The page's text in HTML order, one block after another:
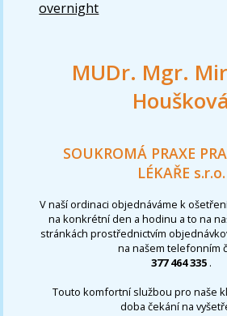
overnight
MUDr. Mgr.
Houšková
SOUKROMÁ PRAXE
LÉKAŘE s.r.o.
V naší ordinaci objednáváme k
na konkrétní den a hodinu a to na
stránkách prostřednictvím
na našem telefonním
377 464 335 .
Touto komfortní službou pro naše
doba čekání na